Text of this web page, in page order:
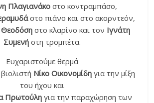
Πλαγιανάκο στο κοντραμπάσο,
στο πιάνο και στο ακορντεόν,
Θεοδόσηστο κλαρίνο και τον Ιγνάτη
Συμενή στη τρομπέτα.
Ευχαριστούμε θερμά
Νίκο Οικονομίδη για την μίξη
του ήχου και
Πρωτούληγια την παραχώρηση των